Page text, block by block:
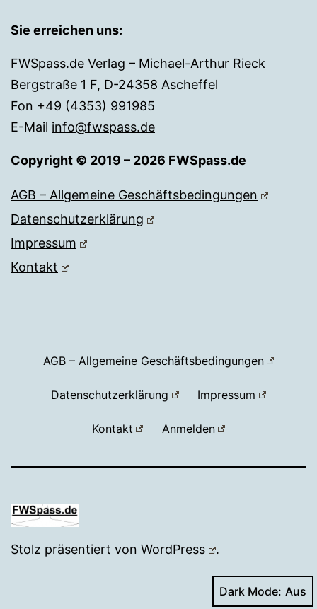
Sie erreichen uns:
FWSpass.de Verlag – Michael-Arthur Rieck
Bergstraße 1 F, D-24358 Ascheffel
Fon +49 (4353) 991985
E-Mail info@fwspass.de
Copyright © 2019 – 2026 FWSpass.de
AGB – Allgemeine Geschäftsbedingungen
Datenschutzerklärung
Impressum
Kontakt
AGB – Allgemeine Geschäftsbedingungen
Datenschutzerklärung Impressum
Kontakt Anmelden
Stolz präsentiert von WordPress .
Dark Mode: